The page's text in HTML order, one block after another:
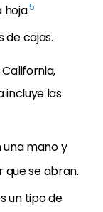
hoja.5
de cajas.
incluye las
mano y
se abran.
un tipo de